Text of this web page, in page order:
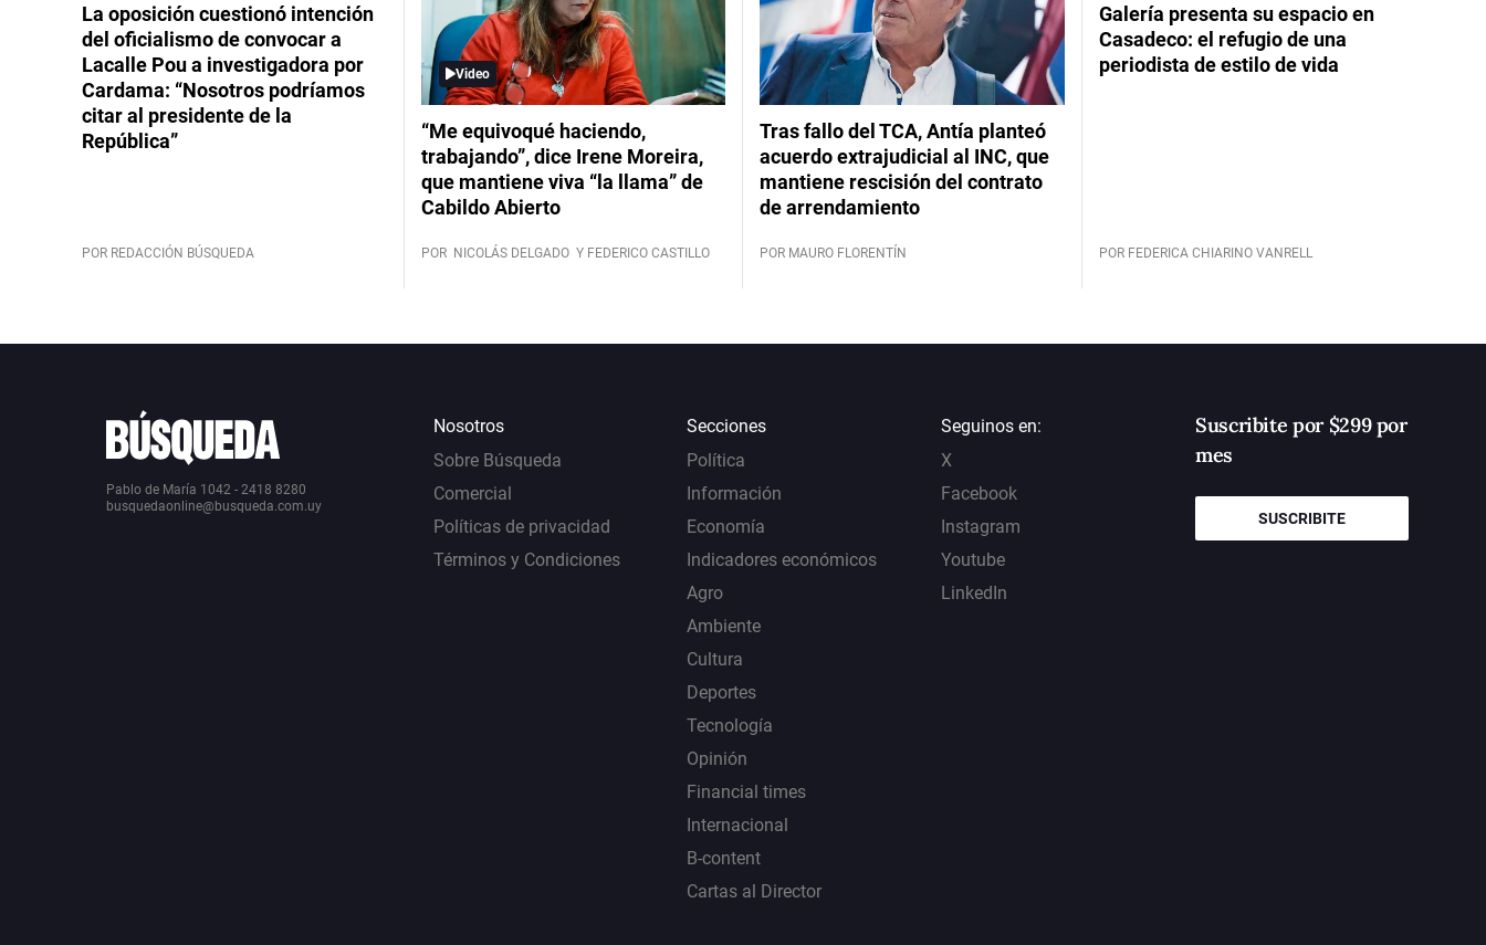
La oposición cuestionó intención
del oficialismo de convocar a
Lacalle Pou a investigadora por
Cardama: “Nosotros podríamos
citar al presidente de la
República”
POR REDACCIÓN BÚSQUEDA
Video
“Me equivoqué haciendo,
trabajando”, dice Irene Moreira,
que mantiene viva “la llama” de
Cabildo Abierto
POR NICOLÁS DELGADO Y FEDERICO CASTILLO
Tras fallo del TCA, Antía planteó
acuerdo extrajudicial al INC, que
mantiene rescisión del contrato
de arrendamiento
POR MAURO FLORENTÍN
Galería presenta su espacio en
Casadeco: el refugio de una
periodista de estilo de vida
POR FEDERICA CHIARINO VANRELL
Pablo de María 1042 - 2418 8280
busquedaonline@busqueda.com.uy
Nosotros
Sobre Búsqueda
Comercial
Políticas de privacidad
Términos y Condiciones
Secciones
Política
Información
Economía
Indicadores económicos
Agro
Ambiente
Cultura
Deportes
Tecnología
Opinión
Financial times
Internacional
B-content
Cartas al Director
Seguinos en:
X
Facebook
Instagram
Youtube
LinkedIn
Suscribite por $299 por
mes
SUSCRIBITE